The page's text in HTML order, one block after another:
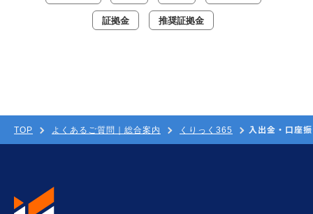
証拠金 推奨証拠金
TOP よくあるご質問｜総合案内 くりっく365 入出金・口座